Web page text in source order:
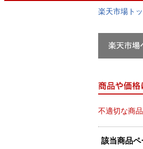
楽天市場ト
不適切な商
該当商品